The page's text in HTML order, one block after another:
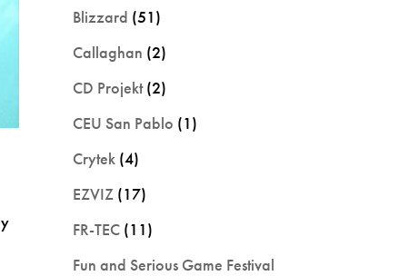
y
Blizzard (51)
Callaghan (2)
CD Projekt(2)
CEU San Pablo (1)
Crytek (4)
EZVIZ (17)
FR-TEC (11)
Fun and Serious Game Festival